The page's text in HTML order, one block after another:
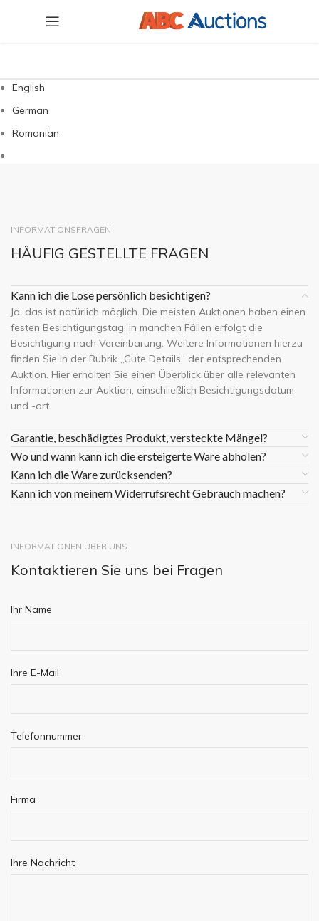
English
German
Romanian
INFORMATIONSFRAGEN
HÄUFIG GESTELLTE FRAGEN
Kann ich die Lose persönlich besichtigen?
Ja, das ist natürlich möglich. Die meisten Auktionen haben einen
festen Besichtigungstag, in manchen Fällen erfolgt die
Besichtigung nach Vereinbarung. Weitere Informationen hierzu
finden Sie in der Rubrik „Gute Details“ der entsprechenden
Auktion. Hier erhalten Sie einen Überblick über alle relevanten
Informationen zur Auktion, einschließlich Besichtigungsdatum
und -ort.
Garantie, beschädigtes Produkt, versteckte Mängel?
Wo und wann kann ich die ersteigerte Ware abholen?
Kann ich die Ware zurücksenden?
Kann ich von meinem Widerrufsrecht Gebrauch machen?
INFORMATIONEN ÜBER UNS
Kontaktieren Sie uns bei Fragen
Ihr Name
Ihre E-Mail
Telefonnummer
Firma
Ihre Nachricht